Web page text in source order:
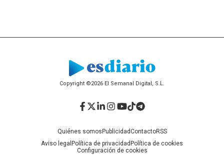
Copyright ©2026 El Semanal Digital, S.L.
Quiénes somos PublicidadContactoRSS
Aviso legal Política de privacidad Política de cookies
Configuración de cookies
Facebook
Twitter
LinkedIn
Instagram
YouTube
TikTok
Telegram